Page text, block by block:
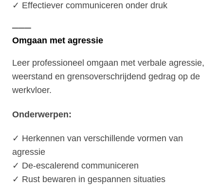
✓ Effectiever communiceren onder druk
───
Omgaan met agressie
Leer professioneel omgaan met verbale agressie,
weerstand en grensoverschrijdend gedrag op de
werkvloer.
Onderwerpen:
✓ Herkennen van verschillende vormen van
agressie
✓ De-escalerend communiceren
✓ Rust bewaren in gespannen situaties